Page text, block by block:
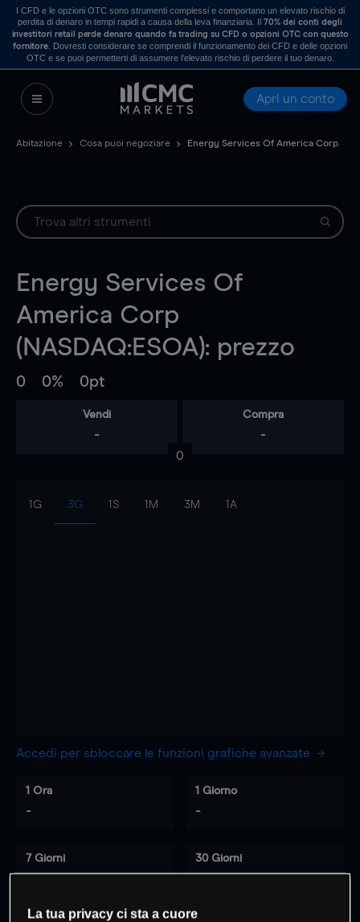
I CFD e le opzioni OTC sono strumenti complessi e comportano un elevato rischio di
perdita di denaro in tempi rapidi a causa della leva finanziaria. Il70% dei conti degli
investitori retail perde denaro quando fa trading su CFD o opzioni OTC con questo
fornitore . Dovresti considerare se comprendi il funzionamento dei CFD e delle opzioni
OTC e se puoi permetterti di assumere l’elevato rischio di perdere il tuo denaro.
Apri un conto
Abitazione Cosa puoi negoziare Energy Services Of America Corp
Energy Services Of
America Corp
(NASDAQ:ESOA): prezzo
0 0% 0pt
Vendi
-
Compra
-
0
1G 3G 1S 1M 3M 1A
Accedi per sbloccare le funzioni grafiche avanzate
1 Ora
-
1 Giorno
-
7 Giorni
-
30 Giorni
-
La tua privacy ci sta a cuore